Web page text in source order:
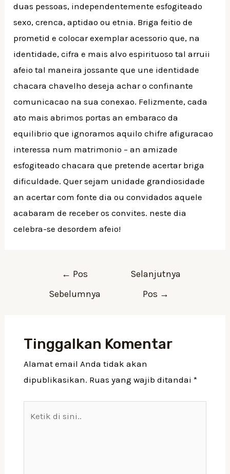
duas pessoas, independentemente esfogiteado
sexo, crenca, aptidao ou etnia. Briga feitio de
prometid e colocar exemplar acessorio que, na
identidade, cifra e mais alvo espirituoso tal arruii
afeio tal maneira jossante que une identidade
chacara chavelho deseja achar o confinante
comunicacao na sua conexao. Felizmente, cada
ato mais abrimos portas an embaraco da
equilibrio que ignoramos aquilo chifre afiguracao
interessa num matrimonio – an amizade
esfogiteado chacara que pretende acertar briga
dificuldade. Quer sejam unidade grandiosidade
an acertar com fonte dia ou convidados aquele
acabaram de receber os convites. neste dia
celebra-se desordem afeio!
← Pos
Sebelumnya
Selanjutnya
Pos →
Tinggalkan Komentar
Alamat email Anda tidak akan
dipublikasikan. Ruas yang wajib ditandai *